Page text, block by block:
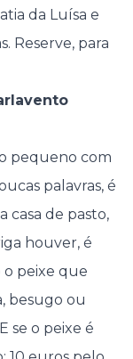
da Luísa e
Reserve, para
pequeno com
palavras, é
casa de pasto,
houver, é
o peixe que
besugo ou
se o peixe é